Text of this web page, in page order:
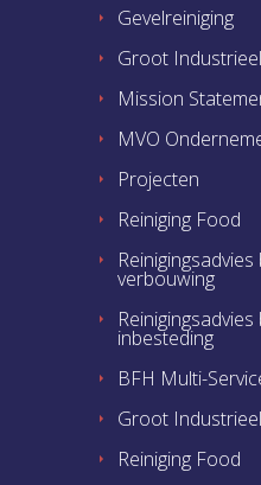
Gevelreiniging
Groot
Mission
MVO
Projecten
Reiniging Food
verbouwing
inbesteding
BFH Multi-
Groot
Reiniging Food